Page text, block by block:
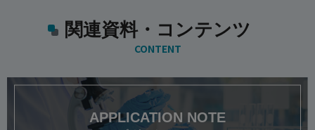
関連資料・コンテンツ
CONTENT
APPLICATION NOTE